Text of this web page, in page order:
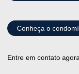
Conheça o
Entre em contato